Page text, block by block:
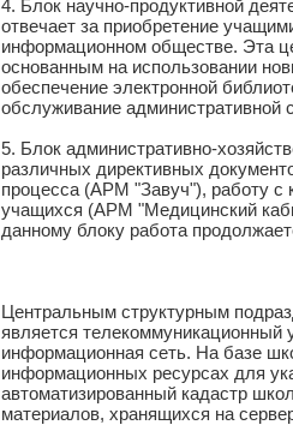
4. Блок научно-продуктивной
отвечает за приобретение
информационном обществе. Эта
основанным на использовании
обеспечение электронной
обслуживание административной
5. Блок административно-
различных директивных
процесса (АРМ "Завуч"), работу
учащихся (АРМ "Медицинский
данному блоку работа
Центральным структурным
является телекоммуникационный
информационная сеть. На базе
информационных ресурсах для
автоматизированный кадастр
материалов, хранящихся на